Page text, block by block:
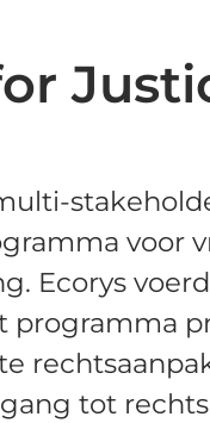
voor
Ecorys
programma
tot